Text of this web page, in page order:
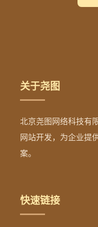
关于尧图
北京尧图网络科技有
网站开发，为企业提
案。
快速链接